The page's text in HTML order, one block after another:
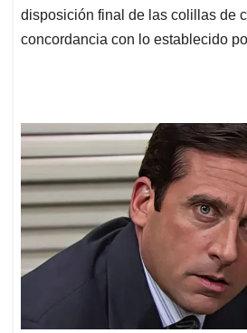
disposición final de las colillas de
concordancia con lo establecido